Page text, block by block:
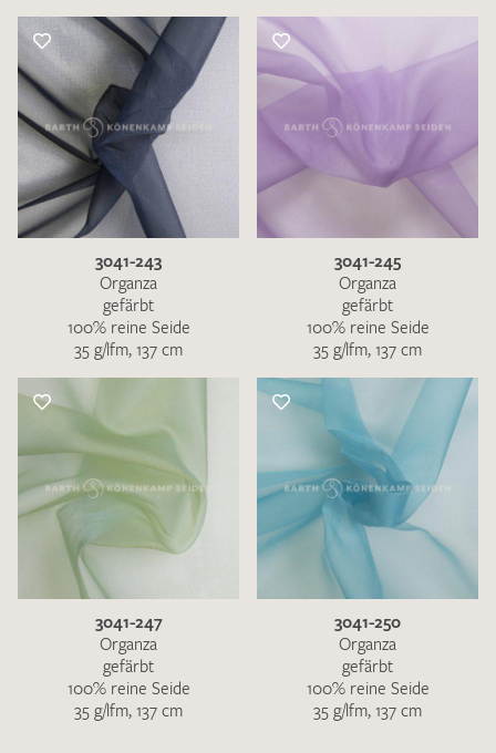
3041-243
Organza
gefärbt
100% reine Seide
35 g/lfm, 137 cm
3041-245
Organza
gefärbt
100% reine Seide
35 g/lfm, 137 cm
3041-247
Organza
gefärbt
100% reine Seide
35 g/lfm, 137 cm
3041-250
Organza
gefärbt
100% reine Seide
35 g/lfm, 137 cm